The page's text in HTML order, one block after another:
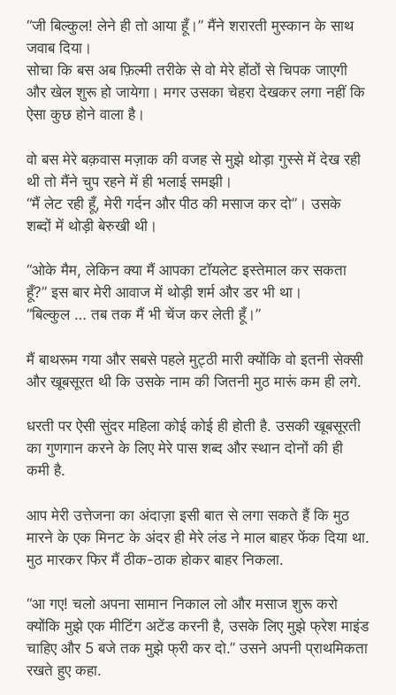
“जी बिल्कुल! लेने ही तो आया हूँ।” मैंने शरारती मुस्कान के साथ
जवाब दिया।
सोचा कि बस अब फ़िल्मी तरीके से वो मेरे होंठों से चिपक जाएगी
और खेल शुरू हो जायेगा। मगर उसका चेहरा देखकर लगा नहीं कि
ऐसा कुछ होने वाला है।
वो बस मेरे बक़वास मज़ाक की वजह से मुझे थोड़ा गुस्से में देख रही
थी तो मैंने चुप रहने में ही भलाई समझी।
“मैं लेट रही हूँ, मेरी गर्दन और पीठ की मसाज कर दो”। उसके
शब्दों में थोड़ी बेरुखी थी।
“ओके मैम, लेकिन क्या मैं आपका टॉयलेट इस्तेमाल कर सकता
हूँ?” इस बार मेरी आवाज में थोड़ी शर्म और डर भी था।
“बिल्कुल … तब तक मैं भी चेंज कर लेती हूँ।”
मैं बाथरूम गया और सबसे पहले मुट्ठी मारी क्योंकि वो इतनी सेक्सी
और खूबसूरत थी कि उसके नाम की जितनी मुठ मारूं कम ही लगे.
धरती पर ऐसी सुंदर महिला कोई कोई ही होती है. उसकी खूबसूरती
का गुणगान करने के लिए मेरे पास शब्द और स्थान दोनों की ही
कमी है.
आप मेरी उत्तेजना का अंदाज़ा इसी बात से लगा सकते हैं कि मुठ
मारने के एक मिनट के अंदर ही मेरे लंड ने माल बाहर फेंक दिया था.
मुठ मारकर फिर मैं ठीक-ठाक होकर बाहर निकला.
“आ गए! चलो अपना सामान निकाल लो और मसाज शुरू करो
क्योंकि मुझे एक मीटिंग अटेंड करनी है, उसके लिए मुझे फ्रेश माइंड
चाहिए और 5 बजे तक मुझे फ्री कर दो.” उसने अपनी प्राथमिकता
रखते हुए कहा.